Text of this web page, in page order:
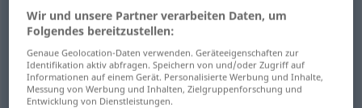
versículom VersBibel
estrofef Vers(≈ Strophe)
Wir und unsere Partner verarbeiten Daten, um
Folgendes bereitzustellen:
Genaue Geolocation-Daten verwenden. Geräteeigenschaften zur
Identifikation aktiv abfragen. Speichern von und/oder Zugriff auf
Informationen auf einem Gerät. Personalisierte Werbung und Inhalte,
Messung von Werbung und Inhalten, Zielgruppenforschung und
Entwicklung von Dienstleistungen.